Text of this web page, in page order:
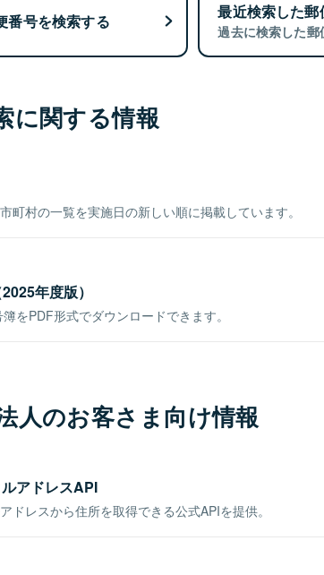
番号を検索する 最近検索した郵
過去に検索した郵
に関する情報
町村の一覧を実施日の新しい順に掲載しています。
年度版）
をPDF形式でダウンロードできます。
人のお客さま向け情報
アドレスAPI
ドレスから住所を取得できる公式APIを提供。